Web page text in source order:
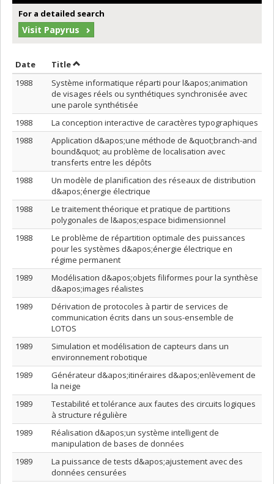
For a detailed search
Visit Papyrus
Date Sort by date in descending order
TitleSort by title in descending order
1988
Système informatique réparti pour l&apos;animation
de visages réels ou synthétiques synchronisée avec
une parole synthétisée
1988
La conception interactive de caractères typographiques
1988
Application d&apos;une méthode de &quot;branch-and
bound&quot; au problème de localisation avec
transferts entre les dépôts
1988
Un modèle de planification des réseaux de distribution
d&apos;énergie électrique
1988
Le traitement théorique et pratique de partitions
polygonales de l&apos;espace bidimensionnel
1988
Le problème de répartition optimale des puissances
pour les systèmes d&apos;énergie électrique en
régime permanent
1989
Modélisation d&apos;objets filiformes pour la synthèse
d&apos;images réalistes
1989
Dérivation de protocoles à partir de services de
communication écrits dans un sous-ensemble de
LOTOS
1989
Simulation et modélisation de capteurs dans un
environnement robotique
1989
Générateur d&apos;itinéraires d&apos;enlèvement de
la neige
1989
Testabilité et tolérance aux fautes des circuits logiques
à structure régulière
1989
Réalisation d&apos;un système intelligent de
manipulation de bases de données
1989
La puissance de tests d&apos;ajustement avec des
données censurées